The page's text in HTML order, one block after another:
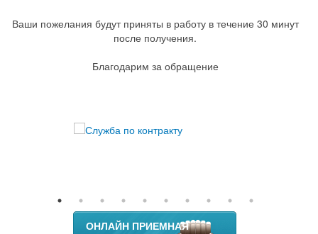
Ваши пожелания будут приняты в работу в течение 30 минут
после получения.
Благодарим за обращение
ОНЛАЙН ПРИЕМНАЯ